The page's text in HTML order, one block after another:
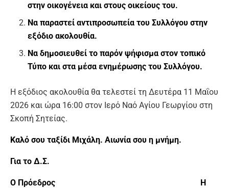
στην οικογένεια και στους οικείους του.
Να παραστεί αντιπροσωπεία του Συλλόγου στην
εξόδιο ακολουθία.
Να δημοσιευθεί το παρόν ψήφισμα στον τοπικό
Τύπο και στα μέσα ενημέρωσης του Συλλόγου.
Η εξόδιος ακολουθία θα τελεστεί τη Δευτέρα 11 Μαΐου
2026 και ώρα 16:00 στον Ιερό Ναό Αγίου Γεωργίου στη
Σκοπή Σητείας.
Καλό σου ταξίδι Μιχάλη. Αιωνία σου η μνήμη.
Για το Δ.Σ.
Ο Πρόεδρος Η